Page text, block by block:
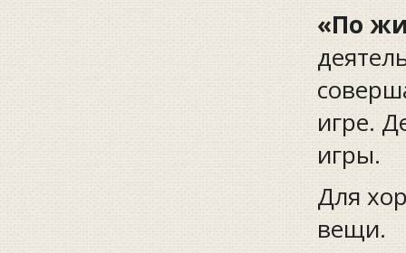
«По
игре.
игры.
Для
вещи.